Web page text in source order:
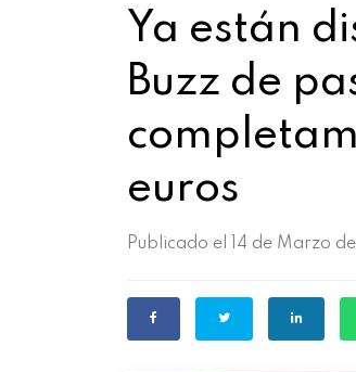
Ya están
Buzz de
euros
Publicado el 14 de Marzo